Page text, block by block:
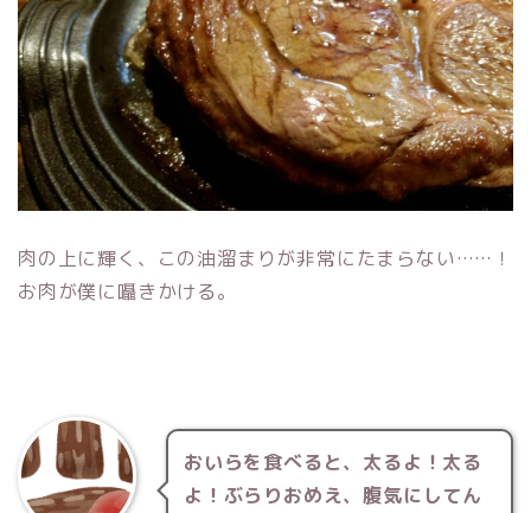
肉の上に輝く、この油溜まりが非常にたまらない……！
お肉が僕に囁きかける。
おいらを食べると、太るよ！太る
よ！ぶらりおめえ、腹気にしてん